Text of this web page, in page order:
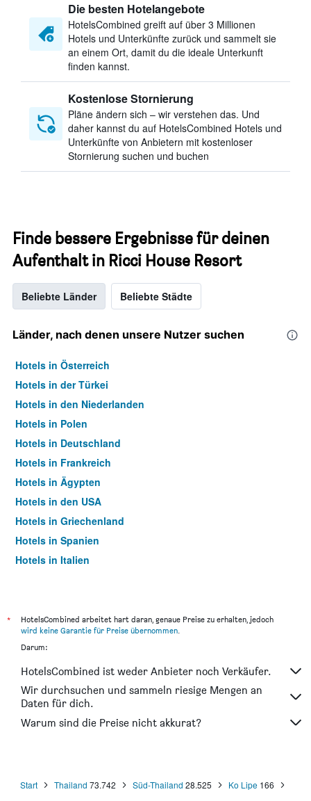
Die besten Hotelangebote
HotelsCombined greift auf über 3 Millionen
Hotels und Unterkünfte zurück und sammelt sie
an einem Ort, damit du die ideale Unterkunft
finden kannst.
Kostenlose Stornierung
Pläne ändern sich – wir verstehen das. Und
daher kannst du auf HotelsCombined Hotels und
Unterkünfte von Anbietern mit kostenloser
Stornierung suchen und buchen
Finde bessere Ergebnisse für deinen
Aufenthalt in Ricci House Resort
Beliebte Länder Beliebte Städte
Länder, nach denen unsere Nutzer suchen
Hotels in Österreich
Hotels in der Türkei
Hotels in den Niederlanden
Hotels in Polen
Hotels in Deutschland
Hotels in Frankreich
Hotels in Ägypten
Hotels in den USA
Hotels in Griechenland
Hotels in Spanien
Hotels in Italien
*
HotelsCombined arbeitet hart daran, genaue Preise zu erhalten, jedoch
wird keine Garantie für Preise übernommen.
Darum:
HotelsCombined ist weder Anbieter noch Verkäufer.
Wir durchsuchen und sammeln riesige Mengen an
Daten für dich.
Warum sind die Preise nicht akkurat?
Start Thailand 73.742 Süd-Thailand 28.525 Ko Lipe 166